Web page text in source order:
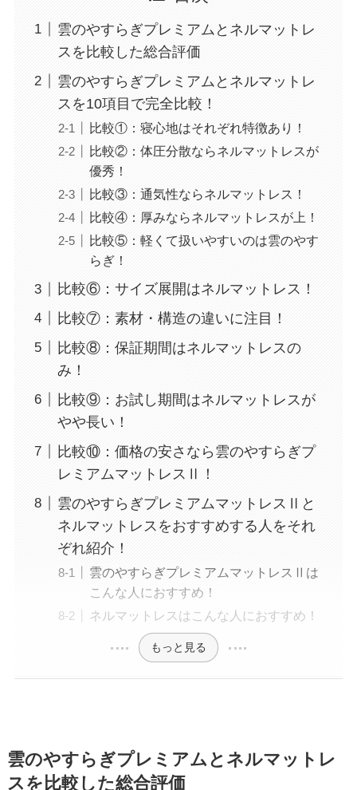
雲のやすらぎプレミアムとネルマットレ
スを比較した総合評価
雲のやすらぎプレミアムとネルマットレ
スを10項目で完全比較！
比較①：寝心地はそれぞれ特徴あり！
比較②：体圧分散ならネルマットレスが
優秀！
比較③：通気性ならネルマットレス！
比較④：厚みならネルマットレスが上！
比較⑤：軽くて扱いやすいのは雲のやす
らぎ！
比較⑥：サイズ展開はネルマットレス！
比較⑦：素材・構造の違いに注目！
比較⑧：保証期間はネルマットレスの
み！
比較⑨：お試し期間はネルマットレスが
やや長い！
比較⑩：価格の安さなら雲のやすらぎプ
レミアムマットレスⅡ！
雲のやすらぎプレミアムマットレスⅡと
ネルマットレスをおすすめする人をそれ
ぞれ紹介！
雲のやすらぎプレミアムマットレスⅡは
こんな人におすすめ！
ネルマットレスはこんな人におすすめ！
もっと見る
雲のやすらぎプレミアムとネルマットレ
スを比較した総合評価